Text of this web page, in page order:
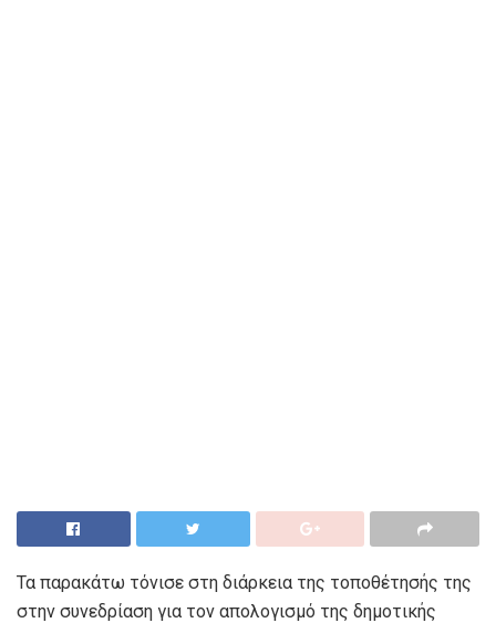
Τα παρακάτω τόνισε στη διάρκεια της τοποθέτησής της
στην συνεδρίαση για τον απολογισμό της δημοτικής